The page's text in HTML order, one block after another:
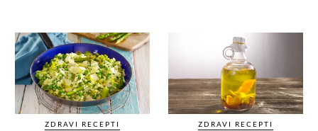
ZDRAVI RECEPTI ZDRAVI RECEPTI